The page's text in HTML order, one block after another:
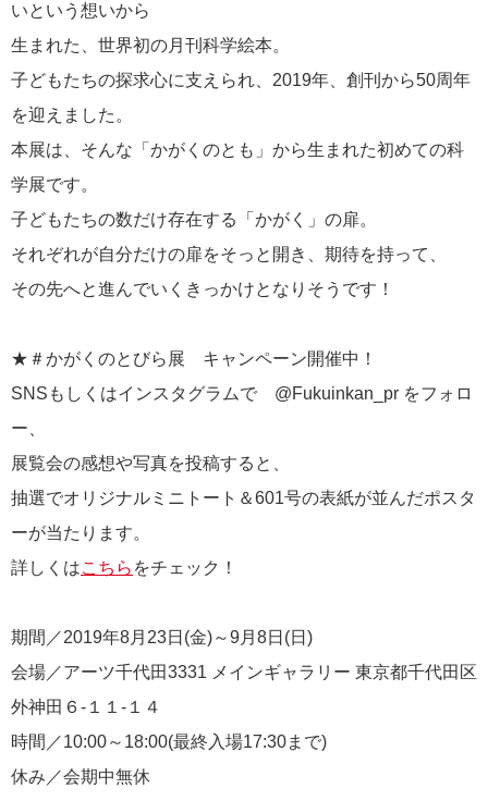
いという想いから
生まれた、世界初の月刊科学絵本。
子どもたちの探求心に支えられ、2019年、創刊から50周年
を迎えました。
本展は、そんな「かがくのとも」から生まれた初めての科
学展です。
子どもたちの数だけ存在する「かがく」の扉。
それぞれが自分だけの扉をそっと開き、期待を持って、
その先へと進んでいくきっかけとなりそうです！
★＃かがくのとびら展 キャンペーン開催中！
SNSもしくはインスタグラムで @Fukuinkan_pr をフォロ
ー、
展覧会の感想や写真を投稿すると、
抽選でオリジナルミニトート＆601号の表紙が並んだポスタ
ーが当たります。
詳しくはこちら をチェック！
期間／2019年8月23日(金)～9月8日(日)
会場／アーツ千代田3331 メインギャラリー 東京都千代田区
外神田６-１１-１４
時間／10:00～18:00(最終入場17:30まで)
休み／会期中無休